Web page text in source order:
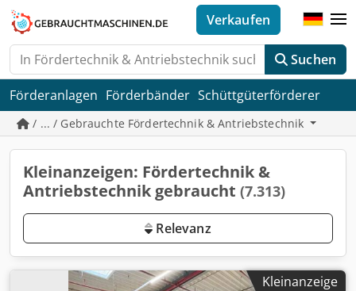
Suchen
Verkaufen
Förderanlagen Förderbänder Schüttgüterförderer
/ ... / Gebrauchte Fördertechnik & Antriebstechnik
Kleinanzeigen: Fördertechnik &
Antriebstechnik gebraucht (7.313)
Relevanz
Kleinanzeige